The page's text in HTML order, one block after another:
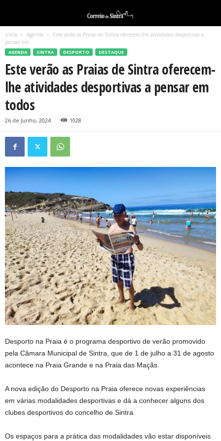
Início Agenda
Este verão as Praias de Sintra oferecem-lhe atividades desportivas a
pensar em...
AGENDA SINTRA DESPORTO DESTAQUE
Este verão as Praias de Sintra oferecem-
lhe atividades desportivas a pensar em
todos
26 de Junho, 2024 1028
Desporto na Praia é o programa desportivo de verão promovido
pela Câmara Municipal de Sintra, que de 1 de julho a 31 de agosto
acontece na Praia Grande e na Praia das Maçãs.
A nova edição do Desporto na Praia oferece novas experiências
em várias modalidades desportivas e dá a conhecer alguns dos
clubes desportivos do concelho de Sintra.
Os espaços para a prática das modalidades vão estar disponíveis